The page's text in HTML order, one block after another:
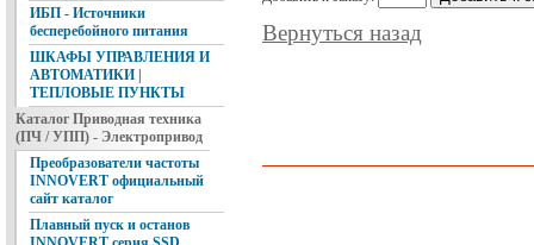
ИБП - Источники
бесперебойного питания
ШКАФЫ УПРАВЛЕНИЯ И
АВТОМАТИКИ |
ТЕПЛОВЫЕ ПУНКТЫ
Каталог Приводная техника
(ПЧ / УПП) - Электропривод
Преобразователи частоты
INNOVERT официальный
сайт каталог
Плавный пуск и останов
Вернуться назад